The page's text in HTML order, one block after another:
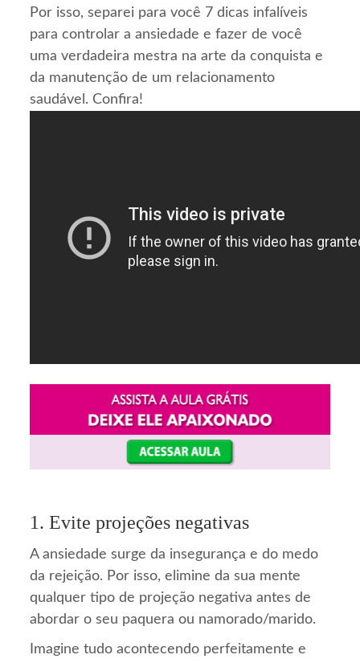
Por isso, separei para você 7 dicas infalíveis
para controlar a ansiedade e fazer de você
uma verdadeira mestra na arte da conquista e
da manutenção de um relacionamento
saudável. Confira!
1. Evite projeções negativas
A ansiedade surge da insegurança e do medo
da rejeição. Por isso, elimine da sua mente
qualquer tipo de projeção negativa antes de
abordar o seu paquera ou namorado/marido.
Imagine tudo acontecendo perfeitamente e